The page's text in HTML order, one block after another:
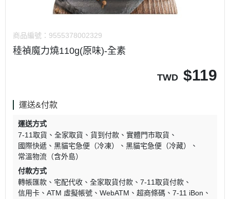
商品編號： 9555378002329
稑禎魔力燒110g(原味)-全素
TWD $119
運送&付款
運送方式
7-11取貨
全家取貨 貨到付款
實體門市取貨
國際快遞
黑貓宅急便（冷凍）
黑貓宅急便（冷藏）
常溫物流（含外島）
付款方式
轉帳匯款
宅配代收 全家取貨付款
7-11取貨付款
信用卡
ATM 虛擬帳號 WebATM 超商條碼
7-11 iBon